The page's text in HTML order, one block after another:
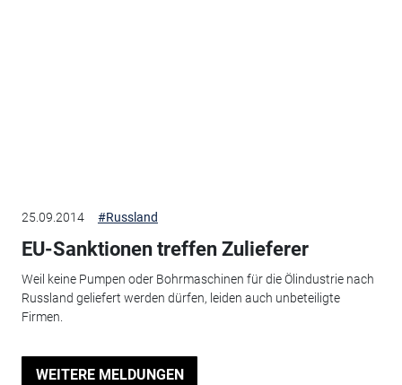
25.09.2014 #Russland
EU-Sanktionen treffen Zulieferer
Weil keine Pumpen oder Bohrmaschinen für die Ölindustrie nach
Russland geliefert werden dürfen, leiden auch unbeteiligte
Firmen.
WEITERE MELDUNGEN